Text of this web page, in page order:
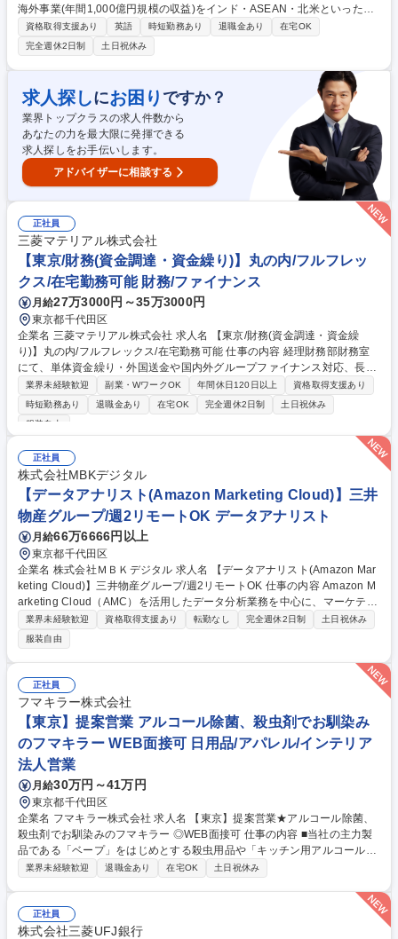
海外事業(年間1,000億円規模の収益)をインド・ASEAN・北米といった重
点地域でさらに推進。鉄源一貫ミルのM&Aや現地JVとの折衝、事業運営
まで現地密着型のダイナミックなビジネス展開を お任せ致します。 (1)事
業企画:■鉄源一貫事業などの新規海外事業の構想・実行(M&A含む)■既存主
管事業の拡張に向けた企画立案・推進※企画・立ち上げ後、現地赴任の可
能性有 (2)事業推進・運営:■担当事業の経営管理・利益最大化の推進■JVに
おけるパートナー企業との折衝や重要会議運営 (3)地域担当:■インド、AS
EAN、北米、欧州、中東のいずれかの地域での業務推進■当該地域の知見
や語学力を活かし事業の現地化に貢献 募集職種 海外事業企画・推進 ～イ
ンド・ASEAN・北米での事業基盤拡大を推進～
資格取得支援あり 英語 時短勤務あり 退職金あり
在宅OK
完全週休2日制
土日祝休み
求人探しにお困り ですか？
業界トップクラスの求人件数から
あなたの力を最大限に発揮できる
求人探しをお手伝いします。
アドバイザーに相談する
正社員
三菱マテリアル株式会社
【東京/財務(資金調達・資金繰り)】丸の内/フルフレッ
クス/在宅勤務可能 財務/ファイナンス
月給27万3000円～35万3000円
東京都千代田区
企業名 三菱マテリアル株式会社 求人名 【東京/財務(資金調達・資金繰
り)】丸の内/フルフレックス/在宅勤務可能 仕事の内容 経理財務部財務室
にて、単体資金繰り・外国送金や国内外グループファイナンス対応、長短
期資金の調達業務、M&Aプロジェクトにおける検討・助言など、会社経営
の中枢に関わる財務業務全般をお任せします。 【詳細】 ・資金繰り/外国
送金/CMSでのグループファイナンス対応(60%) ・短長期の資金調達業務
なります。通常は月の半分が在宅勤務となっています。 募集職種 【東京/
財務(資金調達・資金繰り)】丸の内/フルフレックス/在宅勤務可能
業界未経験歓迎 副業・WワークOK 年間休日120日以上
資格取得支援あり
時短勤務あり
退職金あり 在宅OK 完全週休2日制
土日祝休み
服装自由
正社員
株式会社MBKデジタル
【データアナリスト(Amazon Marketing Cloud)】三井
物産グループ/週2リモートOK データアナリスト
月給66万6666円以上
東京都千代田区
企業名 株式会社ＭＢＫデジタル 求人名 【データアナリスト(Amazon Mar
keting Cloud)】三井物産グループ/週2リモートOK 仕事の内容 Amazon M
arketing Cloud（AMC）を活用したデータ分析業務を中心に、マーケティ
ング課題の可視化から改善提案まで一貫して担当いただきます。広告運用
チームや営業担当と連携しながら、分析だけではなく、 クライアントの意
思決定を支援するポジションです。 ＜具体的な業務内容＞ ■データ分析：
Amazon Marketing Cloud（AMC）を活用したデータ抽出・分析■データ
整備：SQLを活用したデータ抽出・加工■ダッシュボード構築：BIツール
を活用したダッシュボード設計・構築■クライアント支援：営業・広告運
用担当との社内定例参加 募集職種 【データアナリスト(Amazon Marketin
g Cloud)】三井物産グループ/週2リモートOK
業界未経験歓迎 資格取得支援あり 転勤なし 完全週休2日制
土日祝休み
服装自由
正社員
フマキラー株式会社
【東京】提案営業 アルコール除菌、殺虫剤でお馴染み
のフマキラー WEB面接可 日用品/アパレル/インテリア
法人営業
月給30万円～41万円
東京都千代田区
企業名 フマキラー株式会社 求人名 【東京】提案営業★アルコール除菌、
殺虫剤でお馴染みのフマキラー ◎WEB面接可 仕事の内容 ■当社の主力製
品である「ベープ」をはじめとする殺虫用品や「キッチン用アルコール除
菌」といった家庭用品、園芸用品などの提案営業です。 【具体的には】商
）への本部商談と店頭での販売促進を中心に担っていただきます。市場や
販売動向の調査 ・製品や売場レイアウトの提案、 その提案資料の作成
（ディスプレイや販促物の企画）等。 ■人の命や暮らしを守ることに直結
業界未経験歓迎 退職金あり 在宅OK 土日祝休み
正社員
株式会社三菱UFJ銀行